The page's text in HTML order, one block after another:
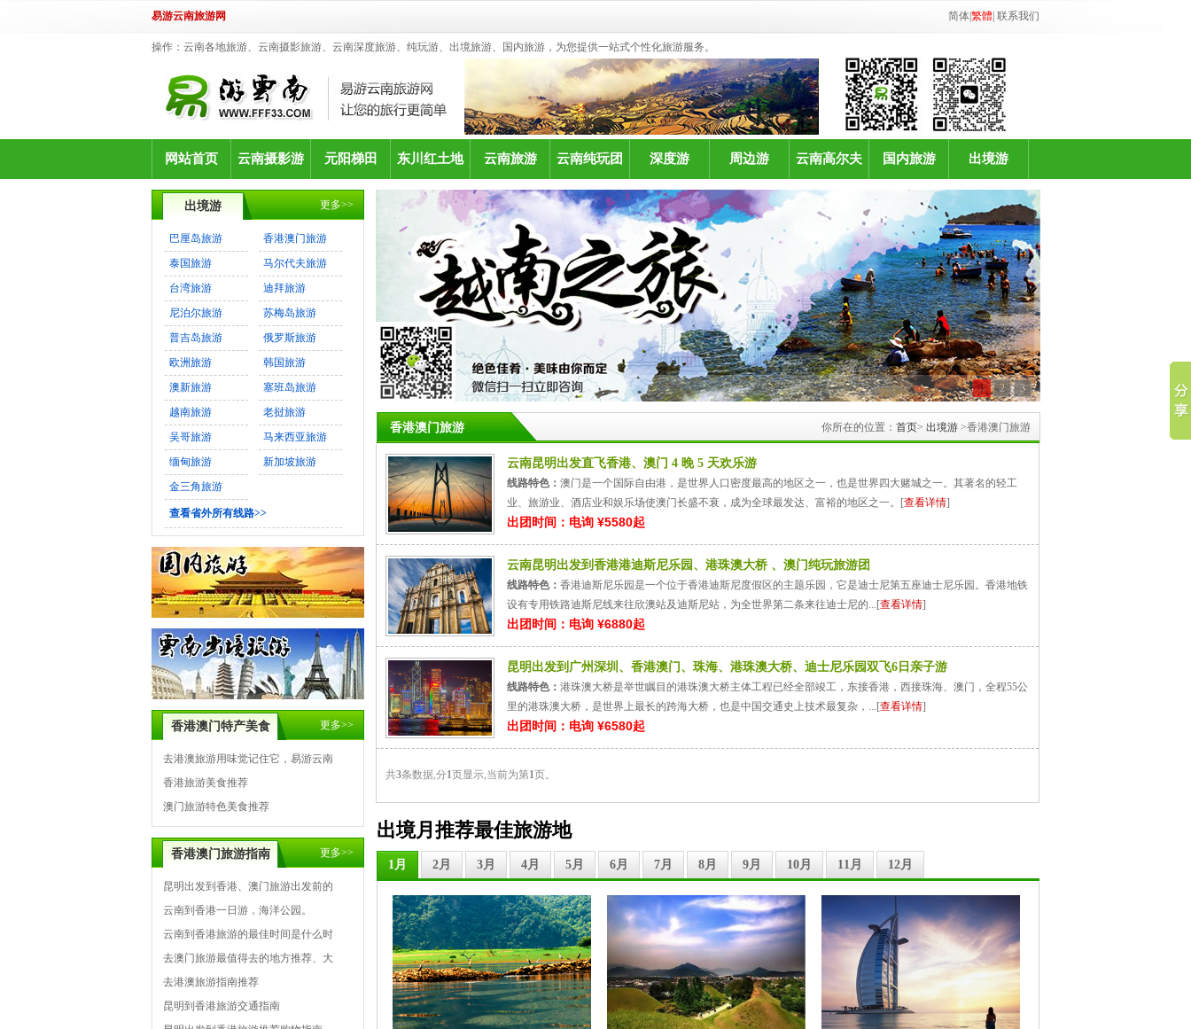
易游云南旅游网 简体繁體 联系我们
操作：云南各地旅游、云南摄影旅游、云南深度旅游、纯玩游、出境旅游、国内旅游，为您提供一站式个性化旅游服务。
网站首页 云南摄影游 元阳梯田 东川红土地 云南旅游 云南纯玩团 深度游 周边游 云南高尔夫 国内旅游 出境游
出境游 更多>>
巴厘岛旅游
香港澳门旅游
泰国旅游
马尔代夫旅游
台湾旅游
迪拜旅游
尼泊尔旅游
苏梅岛旅游
普吉岛旅游
俄罗斯旅游
欧洲旅游
韩国旅游
澳新旅游
塞班岛旅游
越南旅游
老挝旅游
吴哥旅游
马来西亚旅游
缅甸旅游
新加坡旅游
金三角旅游
查看省外所有线路>>
香港澳门特产美食 更多>>
去港澳旅游用味觉记住它，易游云南
香港旅游美食推荐
澳门旅游特色美食推荐
香港澳门旅游指南 更多>>
昆明出发到香港、澳门旅游出发前的
云南到香港一日游，海洋公园。
云南到香港旅游的最佳时间是什么时
去澳门旅游最值得去的地方推荐、大
去港澳旅游指南推荐
昆明到香港旅游交通指南
1 2 3
香港澳门旅游 你所在的位置： 首页> 出境游 >香港澳门旅游
云南昆明出发直飞香港、澳门 4 晚 5 天欢乐游
线路特色： 澳门是一个国际自由港，是世界人口密度最高的地区之一，也是世界四大赌城之一。其著名的轻工
业、旅游业、酒店业和娱乐场使澳门长盛不衰，成为全球最发达、富裕的地区之一。[查看详情]
出团时间：电询 ¥5580起
云南昆明出发到香港港迪斯尼乐园、港珠澳大桥 、澳门纯玩旅游团
线路特色： 香港迪斯尼乐园是一个位于香港迪斯尼度假区的主题乐园，它是迪士尼第五座迪士尼乐园。香港地铁
设有专用铁路迪斯尼线来往欣澳站及迪斯尼站，为全世界第二条来往迪士尼的...[查看详情]
出团时间：电询 ¥6880起
昆明出发到广州深圳、香港澳门、珠海、港珠澳大桥、迪士尼乐园双飞6日亲子游
线路特色： 港珠澳大桥是举世瞩目的港珠澳大桥主体工程已经全部竣工，东接香港，西接珠海、澳门，全程55公
里的港珠澳大桥，是世界上最长的跨海大桥，也是中国交通史上技术最复杂，...[查看详情]
出团时间：电询 ¥6580起
共3条数据,分1页显示,当前为第1页。
出境月推荐最佳旅游地
1月 2月 3月 4月 5月 6月 7月 8月 9月 10月 11月 12月